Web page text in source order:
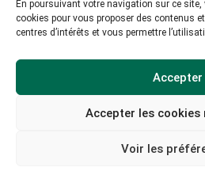
En poursuivant votre navigation sur ce
cookies pour vous proposer des contenus
centres d’intérêts et vous permettre
Accepter
Accepter les cookies
Voir les
© 2026 -
Politique de